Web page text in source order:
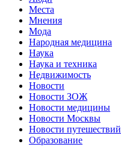
Места
Мнения
Мода
Народная медицина
Наука
Наука и техника
Недвижимость
Новости
Новости ЗОЖ
Новости медицины
Новости Москвы
Новости путешествий
Образование